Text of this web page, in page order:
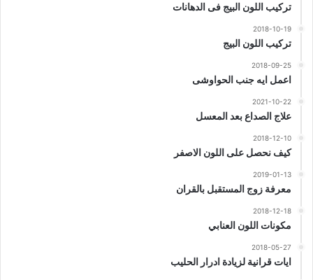
تركيب اللون البيج فى الدهانات
2018-10-19
تركيب اللون البيج
2018-09-25
اعمل ايه جنب الحواوشى
2021-10-22
علاج الصداع بعد المعسل
2018-12-10
كيف نحصل على اللون الاصفر
2019-01-13
معرفة زوج المستقبل بالقران
2018-12-18
مكونات اللون العنابي
2018-05-27
ايات قرانية لزيادة ادرار الحليب